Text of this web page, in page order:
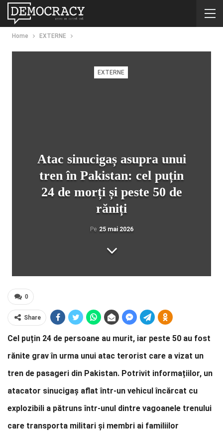
Home EXTERNE
EXTERNE
Atac sinucigaș asupra unui
tren în Pakistan: cel puțin
24 de morți și peste 50 de
răniți
Pe 25 mai 2026
0
Share
Cel puțin 24 de persoane au murit, iar peste 50 au fost
rănite grav în urma unui atac terorist care a vizat un
tren de pasageri din Pakistan. Potrivit informațiilor, un
atacator sinucigaș aflat într-un vehicul încărcat cu
explozibili a pătruns într-unul dintre vagoanele trenului
care transporta militari și membri ai familiilor